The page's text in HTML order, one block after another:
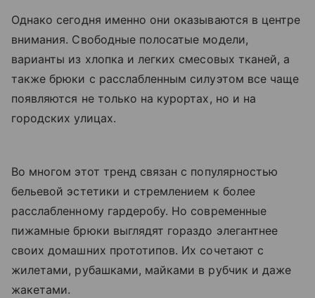
Однако сегодня именно они оказываются в центре
внимания. Свободные полосатые модели,
варианты из хлопка и легких смесовых тканей, а
также брюки с расслабленным силуэтом все чаще
появляются не только на курортах, но и на
городских улицах.
Во многом этот тренд связан с популярностью
бельевой эстетики и стремлением к более
расслабленному гардеробу. Но современные
пижамные брюки выглядят гораздо элегантнее
своих домашних прототипов. Их сочетают с
жилетами, рубашками, майками в рубчик и даже
жакетами.